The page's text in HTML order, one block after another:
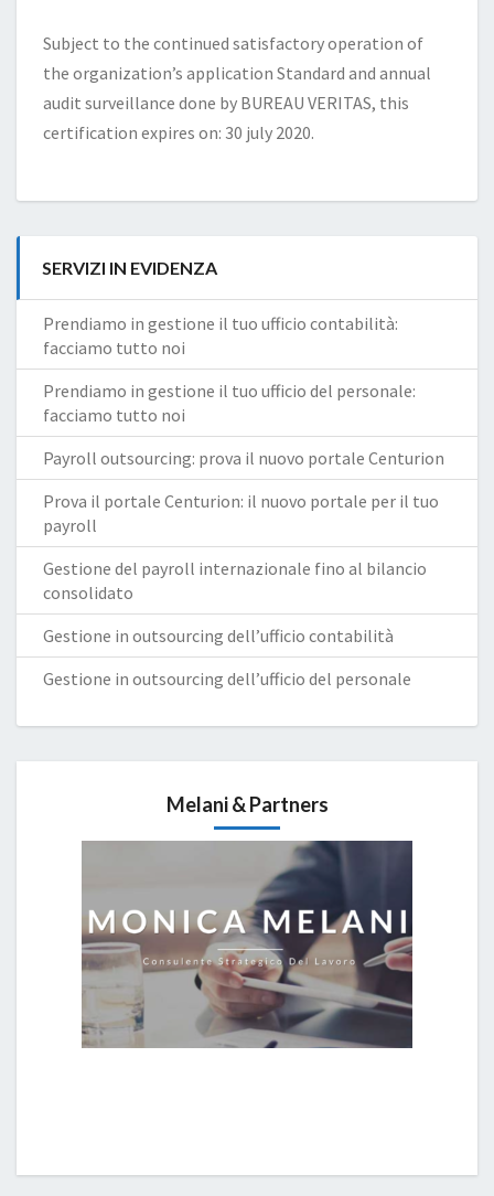
Subject to the continued satisfactory operation of
the organization’s application Standard and annual
audit surveillance done by BUREAU VERITAS, this
certification expires on: 30 july 2020.
SERVIZI IN EVIDENZA
Prendiamo in gestione il tuo ufficio contabilità:
facciamo tutto noi
Prendiamo in gestione il tuo ufficio del personale:
facciamo tutto noi
Payroll outsourcing: prova il nuovo portale Centurion
Prova il portale Centurion: il nuovo portale per il tuo
payroll
Gestione del payroll internazionale fino al bilancio
consolidato
Gestione in outsourcing dell’ufficio contabilità
Gestione in outsourcing dell’ufficio del personale
Melani & Partners